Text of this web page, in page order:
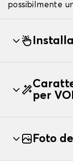
possibilmente
per
Foto